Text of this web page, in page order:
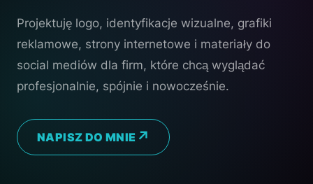
Projektuję logo, identyfikacje wizualne, grafiki
reklamowe, strony internetowe i materiały do
social mediów dla firm, które chcą wyglądać
profesjonalnie, spójnie i nowocześnie.
NAPISZ DO MNIE